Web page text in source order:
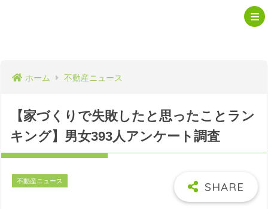
ホーム 不動産ニュース
【家づくりで失敗したと思ったことラン
キング】男女393人アンケート調査
不動産ニュース 2023年5月22日